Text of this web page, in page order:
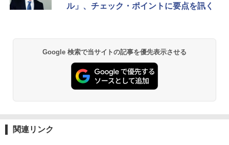
ル」、チェック・ポイントに要点を訊く
Google 検索で当サイトの記事を優先表示させる
関連リンク